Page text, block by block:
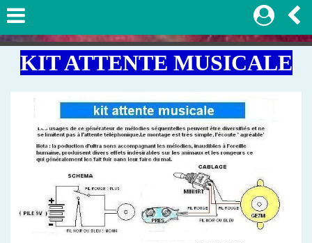
KIT ATTENTE MUSICALE